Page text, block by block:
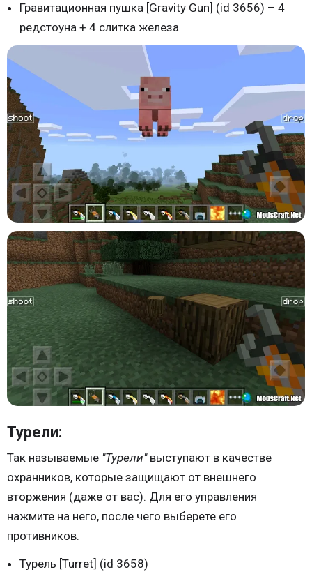
Гравитационная пушка [Gravity Gun] (id 3656) – 4
редстоуна + 4 слитка железа
Турели:
Так называемые "Турели"выступают в качестве
охранников, которые защищают от внешнего
вторжения (даже от вас). Для его управления
нажмите на него, после чего выберете его
противников.
Турель [Turret] (id 3658)